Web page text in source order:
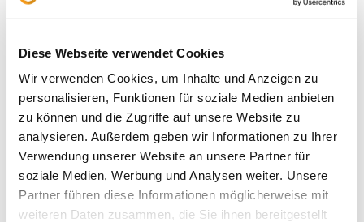
Diese Webseite verwendet Cookies
Wir verwenden Cookies, um Inhalte und Anzeigen zu
personalisieren, Funktionen für soziale Medien anbieten
zu können und die Zugriffe auf unsere Website zu
analysieren. Außerdem geben wir Informationen zu Ihrer
Verwendung unserer Website an unsere Partner für
soziale Medien, Werbung und Analysen weiter. Unsere
Partner führen diese Informationen möglicherweise mit
weiteren Daten zusammen, die Sie ihnen bereitgestellt
Archive
2026
2025
2024
2023
2022